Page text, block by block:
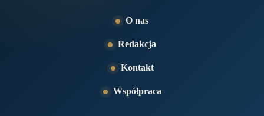
O nas
Redakcja
Kontakt
Współpraca